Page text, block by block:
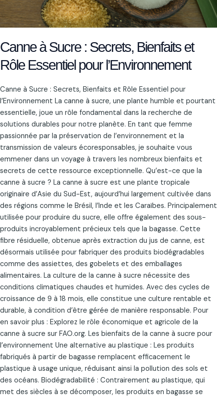
Canne à Sucre : Secrets, Bienfaits et
Rôle Essentiel pour l’Environnement
Canne à Sucre : Secrets, Bienfaits et Rôle Essentiel pour
l’Environnement La canne à sucre, une plante humble et pourtant
essentielle, joue un rôle fondamental dans la recherche de
solutions durables pour notre planète. En tant que femme
passionnée par la préservation de l’environnement et la
transmission de valeurs écoresponsables, je souhaite vous
emmener dans un voyage à travers les nombreux bienfaits et
secrets de cette ressource exceptionnelle. Qu’est-ce que la
canne à sucre ? La canne à sucre est une plante tropicale
originaire d’Asie du Sud-Est, aujourd’hui largement cultivée dans
des régions comme le Brésil, l’Inde et les Caraïbes. Principalement
utilisée pour produire du sucre, elle offre également des sous-
produits incroyablement précieux tels que la bagasse. Cette
fibre résiduelle, obtenue après extraction du jus de canne, est
désormais utilisée pour fabriquer des produits biodégradables
comme des assiettes, des gobelets et des emballages
alimentaires. La culture de la canne à sucre nécessite des
conditions climatiques chaudes et humides. Avec des cycles de
croissance de 9 à 18 mois, elle constitue une culture rentable et
durable, à condition d’être gérée de manière responsable. Pour
en savoir plus : Explorez le rôle économique et agricole de la
canne à sucre sur FAO.org. Les bienfaits de la canne à sucre pour
l’environnement Une alternative au plastique : Les produits
fabriqués à partir de bagasse remplacent efficacement le
plastique à usage unique, réduisant ainsi la pollution des sols et
des océans. Biodégradabilité : Contrairement au plastique, qui
met des siècles à se décomposer, les produits en bagasse se
pour
l’Environnement